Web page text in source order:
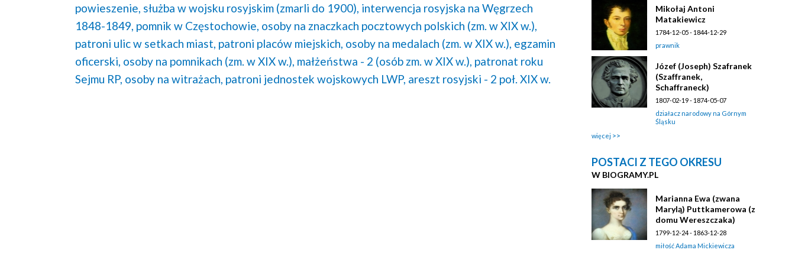
powieszenie, służba w wojsku rosyjskim (zmarli do 1900), interwencja rosyjska na Węgrzech
1848-1849, pomnik w Częstochowie, osoby na znaczkach pocztowych polskich (zm. w XIX w.),
patroni ulic w setkach miast, patroni placów miejskich, osoby na medalach (zm. w XIX w.), egzamin
oficerski, osoby na pomnikach (zm. w XIX w.), małżeństwa - 2 (osób zm. w XIX w.), patronat roku
Sejmu RP, osoby na witrażach, patroni jednostek wojskowych LWP, areszt rosyjski - 2 poł. XIX w.
Mikołaj Antoni
Matakiewicz
1784-12-05 - 1844-12-29
prawnik
Józef (Joseph) Szafranek
(Szaffranek,
Schaffraneck)
1807-02-19 - 1874-05-07
działacz narodowy na Górnym
Śląsku
więcej
POSTACI Z TEGO OKRESU
W BIOGRAMY.PL
Marianna Ewa (zwana
Marylą) Puttkamerowa (z
domu Wereszczaka)
1799-12-24 - 1863-12-28
miłość Adama Mickiewicza